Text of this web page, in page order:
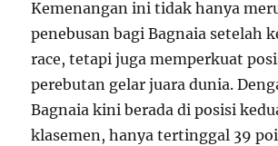
Kemenangan ini tidak hanya
penebusan bagi Bagnaia setelah
race, tetapi juga memperkuat
perebutan gelar juara dunia.
Bagnaia kini berada di posisi
klasemen, hanya tertinggal 39